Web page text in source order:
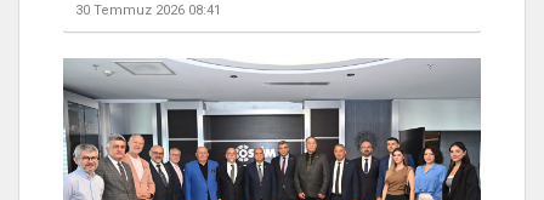
30 Temmuz 2026 08:41